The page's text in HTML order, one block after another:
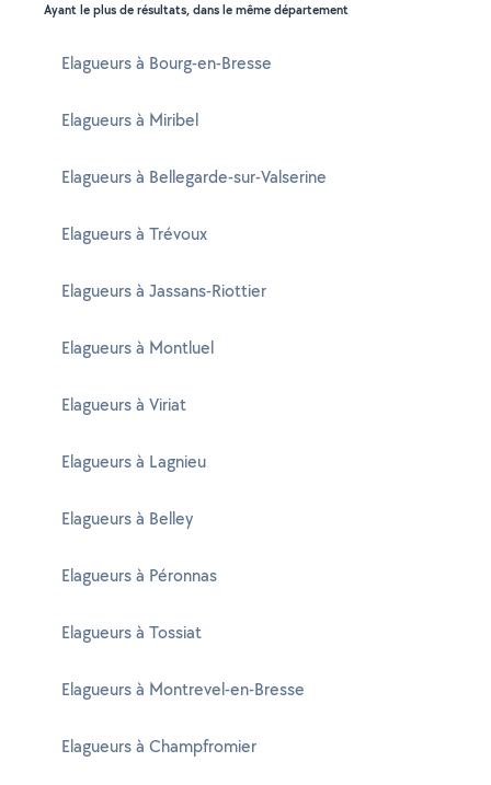
Ayant le plus de résultats, dans le même département
Elagueurs à Bourg-en-Bresse
Elagueurs à Miribel
Elagueurs à Bellegarde-sur-Valserine
Elagueurs à Trévoux
Elagueurs à Jassans-Riottier
Elagueurs à Montluel
Elagueurs à Viriat
Elagueurs à Lagnieu
Elagueurs à Belley
Elagueurs à Péronnas
Elagueurs à Tossiat
Elagueurs à Montrevel-en-Bresse
Elagueurs à Champfromier